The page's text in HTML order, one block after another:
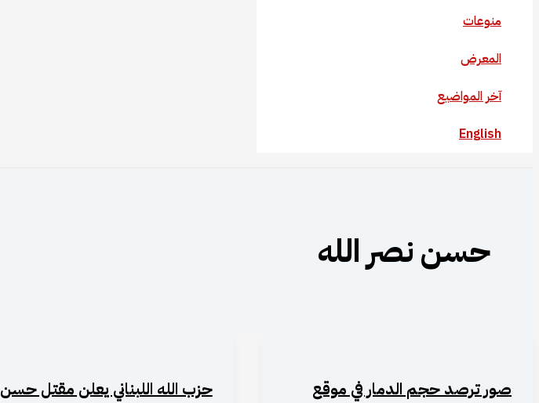
منوعات
المعرض
آخر المواضيع
English
حسن نصر الله
صور ترصد حجم الدمار في موقع
حزب الله اللبناني يعلن مقتل حسن